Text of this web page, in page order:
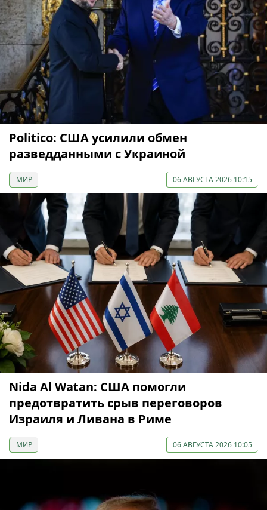
Politico: США усилили обмен
разведданными с Украиной
МИР 06 АВГУСТА 2026 10:15
Nida Al Watan: США помогли
предотвратить срыв переговоров
Израиля и Ливана в Риме
МИР 06 АВГУСТА 2026 10:05